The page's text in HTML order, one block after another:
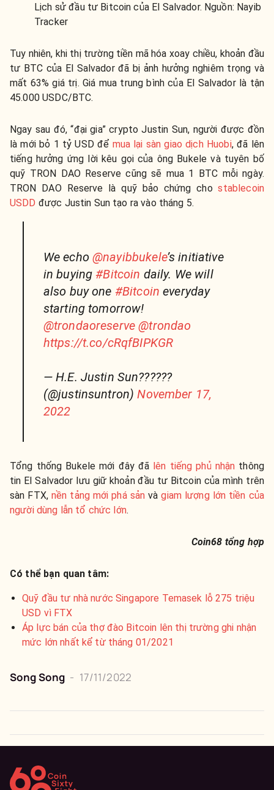
Lịch sử đầu tư Bitcoin của El Salvador. Nguồn: Nayib
Tracker
Tuy nhiên, khi thị trường tiền mã hóa xoay chiều, khoản đầu
tư BTC của El Salvador đã bị ảnh hưởng nghiêm trọng và
mất 63% giá trị. Giá mua trung bình của El Salvador là tận
45.000 USDC/BTC.
Ngay sau đó, “đại gia” crypto Justin Sun, người được đồn
là mới bỏ 1 tỷ USD để mua lại sàn giao dịch Huobi, đã lên
tiếng hưởng ứng lời kêu gọi của ông Bukele và tuyên bố
quỹ TRON DAO Reserve cũng sẽ mua 1 BTC mỗi ngày.
TRON DAO Reserve là quỹ bảo chứng chostablecoin
USDD được Justin Sun tạo ra vào tháng 5.
We echo @nayibbukele’s initiative
in buying#Bitcoin daily. We will
also buy one #Bitcoin everyday
starting tomorrow!
@trondaoreserve @trondao
https://t.co/cRqfBIPKGR
— H.E. Justin Sun??????
(@justinsuntron)November 17,
2022
Tổng thống Bukele mới đây đã lên tiếng phủ nhận thông
tin El Salvador lưu giữ khoản đầu tư Bitcoin của mình trên
sàn FTX, nền tảng mới phá sản vàgiam lượng lớn tiền của
người dùng lẫn tổ chức lớn.
Coin68 tổng hợp
Có thể bạn quan tâm:
Quỹ đầu tư nhà nước Singapore Temasek lỗ 275 triệu
USD vì FTX
Áp lực bán của thợ đào Bitcoin lên thị trường ghi nhận
mức lớn nhất kể từ tháng 01/2021
Song Song - 17/11/2022